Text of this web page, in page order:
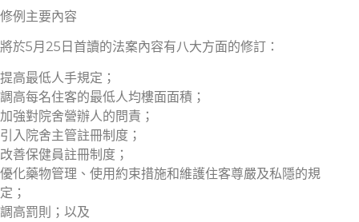
修例主要內容
將於5月25日首讀的法案內容有八大方面的修訂：
提高最低人手規定；
調高每名住客的最低人均樓面面積；
加強對院舍營辦人的問責；
引入院舍主管註冊制度；
改善保健員註冊制度；
優化藥物管理、使用約束措施和維護住客尊嚴及私隱的規
定；
調高罰則；以及